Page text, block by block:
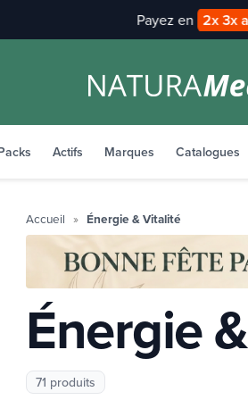
Payez en 2x 3x
Actifs Marques Catalogues
Accueil Énergie & Vitalité
Énergie
71 produits